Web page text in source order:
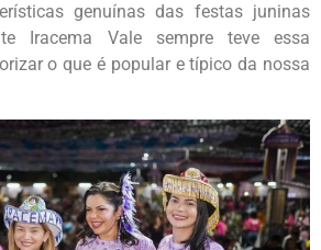
genuínas das festas juninas
Iracema Vale sempre teve essa
o que é popular e típico da nossa